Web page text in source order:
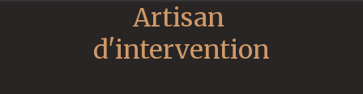
Artisan
d'intervention